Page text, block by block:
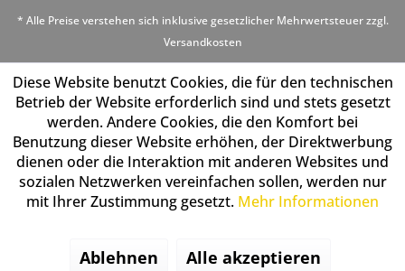
* Alle Preise verstehen sich inklusive gesetzlicher Mehrwertsteuer zzgl.
Versandkosten
Diese Website benutzt Cookies, die für den technischen
Betrieb der Website erforderlich sind und stets gesetzt
werden. Andere Cookies, die den Komfort bei
Benutzung dieser Website erhöhen, der Direktwerbung
dienen oder die Interaktion mit anderen Websites und
sozialen Netzwerken vereinfachen sollen, werden nur
mit Ihrer Zustimmung gesetzt. Mehr Informationen
Ablehnen Alle akzeptieren